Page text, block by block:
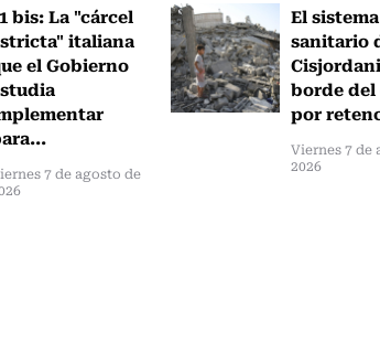
bis: La "cárcel
italiana
el Gobierno
7 de agosto de
El sistema
sanitario
borde
por
Viernes 7 de
2026